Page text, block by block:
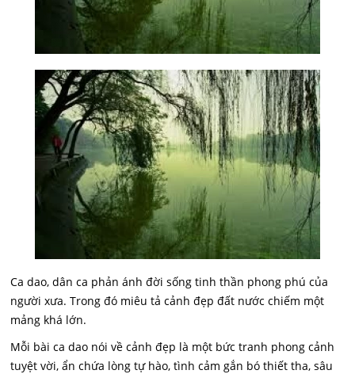
Ca dao, dân ca phản ánh đời sống tinh thần phong phú của
người xưa. Trong đó miêu tả cảnh đẹp đất nước chiếm một
mảng khá lớn.
Mỗi bài ca dao nói về cảnh đẹp là một bức tranh phong cảnh
tuyệt vời, ẩn chứa lòng tự hào, tình cảm gắn bó thiết tha, sâu